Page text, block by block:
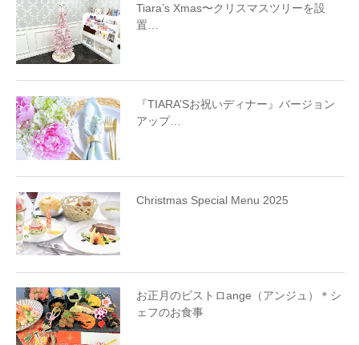
Tiara’s Xmas〜クリスマスツリーを設
置…
『TIARA’Sお祝いディナー』バージョン
アップ…
Christmas Special Menu 2025
お正月のビストロange（アンジュ）＊シ
ェフのお食事